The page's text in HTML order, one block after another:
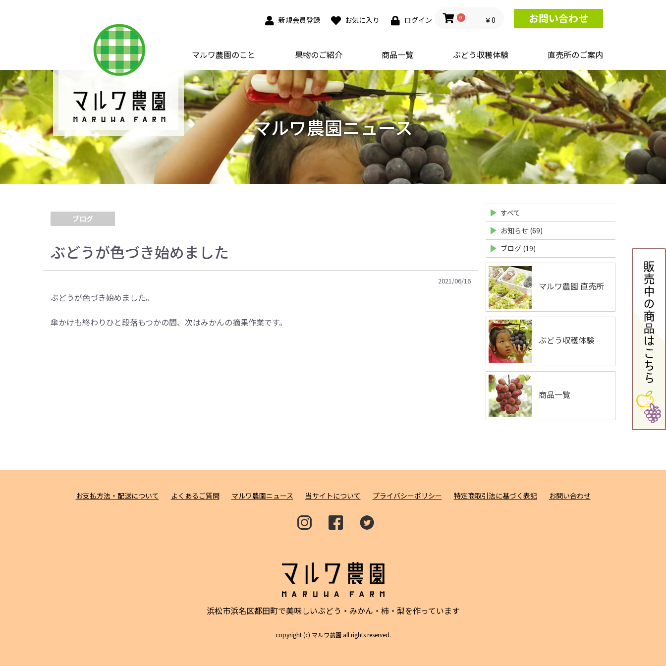
新規会員登録 お気に入り ログイン 0 ￥0 お問い合わせ
マルワ農園のこと 果物のご紹介 商品一覧 ぶどう収穫体験 直売所のご案内
マルワ農園ニュース
ブログ
ぶどうが色づき始めました
2021/06/16
ぶどうが色づき始めました。
傘かけも終わりひと段落もつかの間、次はみかんの摘果作業です。
すべて
お知らせ (69)
ブログ (19)
マルワ農園 直売所
ぶどう収穫体験
商品一覧
お支払方法・配送について よくあるご質問 マルワ農園ニュース 当サイトについて プライバシーポリシー 特定商取引法に基づく表記 お問い合わせ
浜松市浜名区都田町で美味しいぶどう・みかん・柿・梨を作っています
copyright (c) マルワ農園 all rights reserved.